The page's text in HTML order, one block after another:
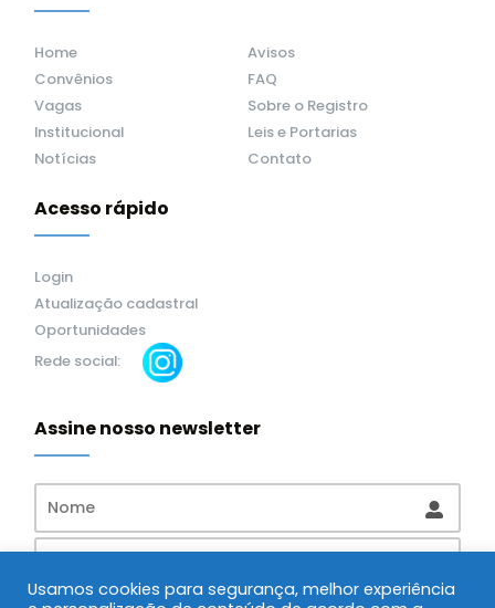
Home
Avisos
Convênios
FAQ
Vagas
Sobre o Registro
Institucional
Leis e Portarias
Notícias
Contato
Acesso rápido
Login
Atualização cadastral
Oportunidades
Rede social:
Assine nosso newsletter
Usamos cookies para segurança, melhor experiência